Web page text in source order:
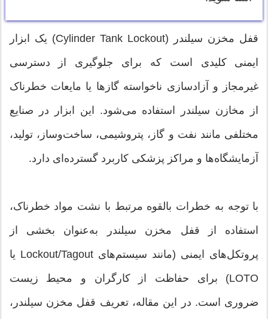
قفل مخزن سیلندر (Cylinder Tank Lockout) یک ابزار
ایمنی کلیدی است که برای جلوگیری از دسترسی
غیرمجاز و آزادسازی ناخواسته گازها یا مایعات خطرناک
از مخازن سیلندر استفاده می‌شود. این ابزار در صنایع
مختلفی مانند نفت و گاز، پتروشیمی، ساخت‌وساز، تولید،
آزمایشگاه‌ها و مراکز پزشکی کاربرد گسترده‌ای دارد.
با توجه به خطرات بالقوه مرتبط با نشت مواد خطرناک،
استفاده از قفل مخزن سیلندر به‌عنوان بخشی از
پروتکل‌های ایمنی (مانند سیستم‌های Lockout/Tagout یا
LOTO) برای حفاظت از کارگران و محیط زیست
ضروری است. در این مقاله، تعریف قفل مخزن سیلندر،